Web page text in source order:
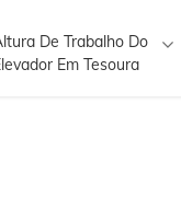
De Trabalho Do
Em Tesoura